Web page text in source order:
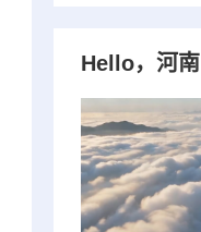
Hello，河南